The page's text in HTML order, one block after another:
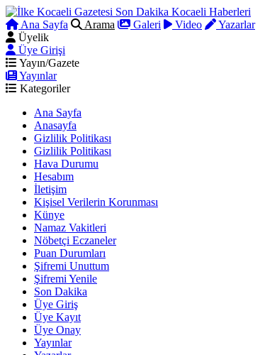
Ana Sayfa Arama Galeri Video
Yazarlar
Üyelik
Üye Girişi
Yayın/Gazete
Yayınlar
Kategoriler
Ana Sayfa
Anasayfa
Gizlilik Politikası
Gizlilik Politikası
Hava Durumu
Hesabım
İletişim
Kişisel Verilerin Korunması
Künye
Namaz Vakitleri
Nöbetçi Eczaneler
Puan Durumları
Şifremi Unuttum
Şifremi Yenile
Son Dakika
Üye Giriş
Üye Kayıt
Üye Onay
Yayınlar